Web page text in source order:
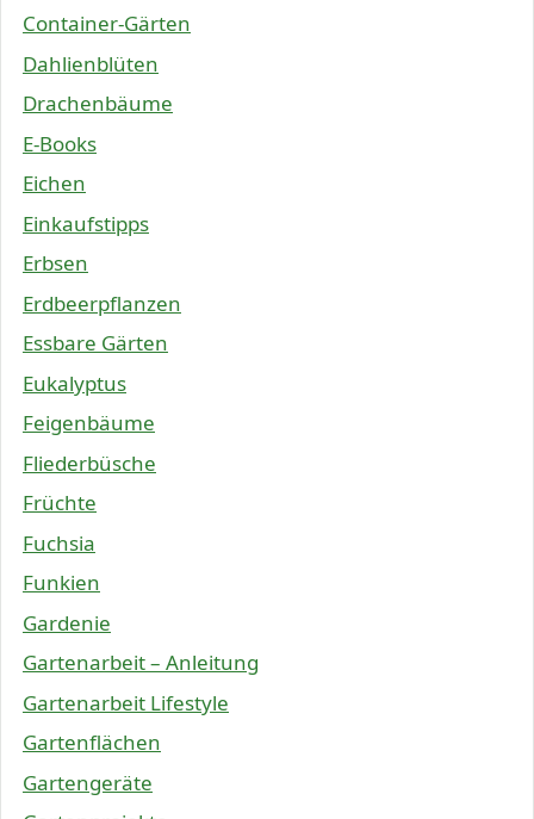
Container-Gärten
Dahlienblüten
Drachenbäume
E-Books
Eichen
Einkaufstipps
Erbsen
Erdbeerpflanzen
Essbare Gärten
Eukalyptus
Feigenbäume
Fliederbüsche
Früchte
Fuchsia
Funkien
Gardenie
Gartenarbeit – Anleitung
Gartenarbeit Lifestyle
Gartenflächen
Gartengeräte